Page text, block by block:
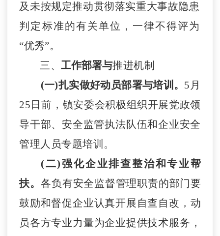
及未按规定推动贯彻落实重大事故隐患
判定标准的有关单位，一律不得评为
“优秀”。
三、工作部署与推进机制
(一)扎实做好动员部署与培训 。 5 月
25日前 ， 镇安委会积极组织开展党政领
导干部、安全监管执法队伍和企业安全
管理人员专题培训。
(二)强化企业排查整治和专业帮
扶。各负有安全监督管理职责的部门要
鼓励和督促企业认真开展自查自改， 动
员各方专业力量为企业提供技术服务，